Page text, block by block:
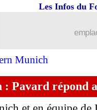
Munich
Les Infos du
: Pavard répond
(fini)
- "on doit finir
confiant
compos